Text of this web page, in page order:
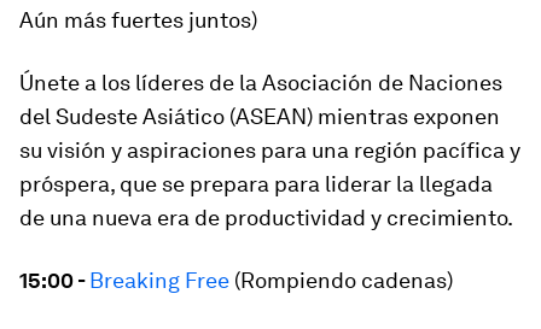
Aún más fuertes juntos)
Únete a los líderes de la Asociación de Naciones
del Sudeste Asiático (ASEAN) mientras exponen
su visión y aspiraciones para una región pacífica y
próspera, que se prepara para liderar la llegada
de una nueva era de productividad y crecimiento.
15:00 -Breaking Free (Rompiendo cadenas)